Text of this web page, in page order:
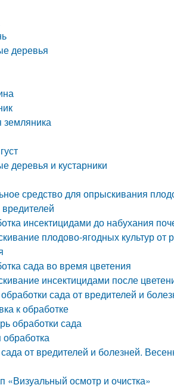
деревья
деревья и кустарники
средство для опрыскивания
инсектицидами до набухания
плодово-ягодных культур от
сада во время цветения
инсектицидами после
сада от вредителей и
к обработке
обработки сада
от вредителей и болезней.
«Визуальный осмотр и очистка»